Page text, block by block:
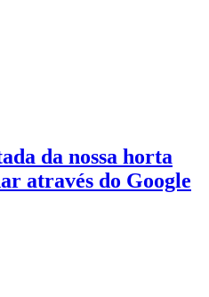
da nossa horta
através do Google